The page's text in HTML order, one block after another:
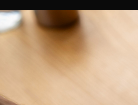
Propay P1000